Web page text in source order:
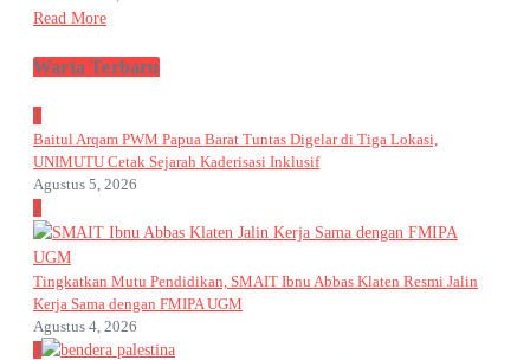
Read More
Warta Terbaru
1
Baitul Arqam PWM Papua Barat Tuntas Digelar di Tiga Lokasi,
UNIMUTU Cetak Sejarah Kaderisasi Inklusif
Agustus 5, 2026
2
Tingkatkan Mutu Pendidikan, SMAIT Ibnu Abbas Klaten Resmi Jalin
Kerja Sama dengan FMIPA UGM
Agustus 4, 2026
3